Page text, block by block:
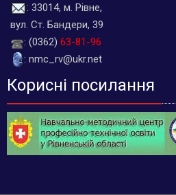
: 33014, м. Рівне,
вул. Ст. Бандери, 39
: (0362) 63-81-96
: nmc_rv@ukr.net
Корисні посилання